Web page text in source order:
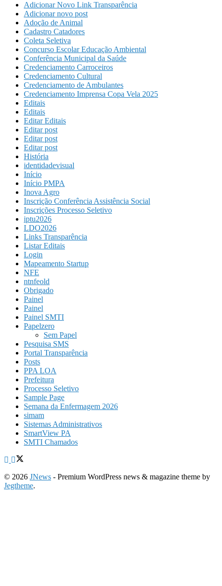
Adicionar Novo Link Transparência
Adicionar novo post
Adoção de Animal
Cadastro Catadores
Coleta Seletiva
Concurso Escolar Educação Ambiental
Conferência Municipal da Saúde
Credenciamento Carroceiros
Credenciamento Cultural
Credenciamento de Ambulantes
Credenciamento Imprensa Copa Vela 2025
Editais
Editais
Editar Editais
Editar post
Editar post
Editar post
História
identidadevisual
Início
Início PMPA
Inova Agro
Inscrição Conferência Assistência Social
Inscrições Processo Seletivo
iptu2026
LDO2026
Links Transparência
Listar Editais
Login
Mapeamento Startup
NFE
ntnfeold
Obrigado
Painel
Painel
Painel SMTI
Papelzero
Sem Papel
Pesquisa SMS
Portal Transparência
Posts
PPA LOA
Prefeitura
Processo Seletivo
Sample Page
Semana da Enfermagem 2026
simam
Sistemas Administrativos
SmartView PA
SMTI Chamados
© 2026 JNews - Premium WordPress news & magazine theme by
Jegtheme.